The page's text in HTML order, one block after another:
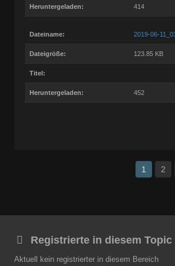
Heruntergeladen: 414
Dateiname: 2019-06-
Dateigröße: 123.85 KB
Titel:
Heruntergeladen: 452
1 2
Registrierte in diesem Topic
Aktuell kein registrierter in diesem Bereich